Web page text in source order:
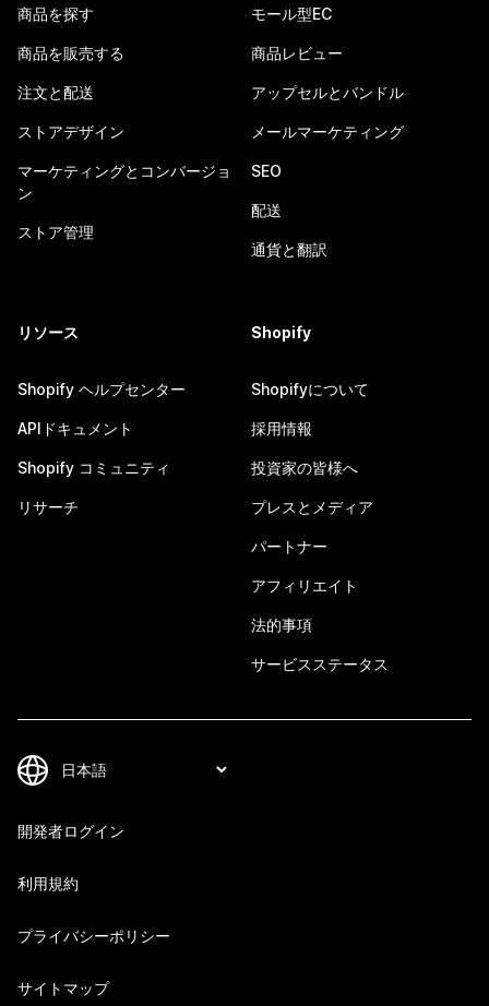
商品を探す
商品を販売する
注文と配送
ストアデザイン
マーケティングとコンバージョ
ン
ストア管理
モール型EC
商品レビュー
アップセルとバンドル
メールマーケティング
SEO
配送
通貨と翻訳
リソース
Shopify ヘルプセンター
APIドキュメント
Shopify コミュニティ
リサーチ
Shopify
Shopifyについて
採用情報
投資家の皆様へ
プレスとメディア
パートナー
アフィリエイト
法的事項
サービスステータス
開発者ログイン
利用規約
プライバシーポリシー
サイトマップ